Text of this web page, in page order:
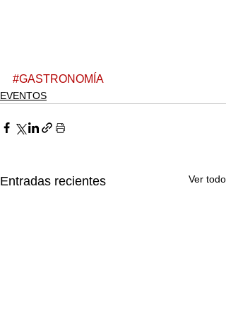
#GASTRONOMÍA
EVENTOS
Entradas recientes Ver todo